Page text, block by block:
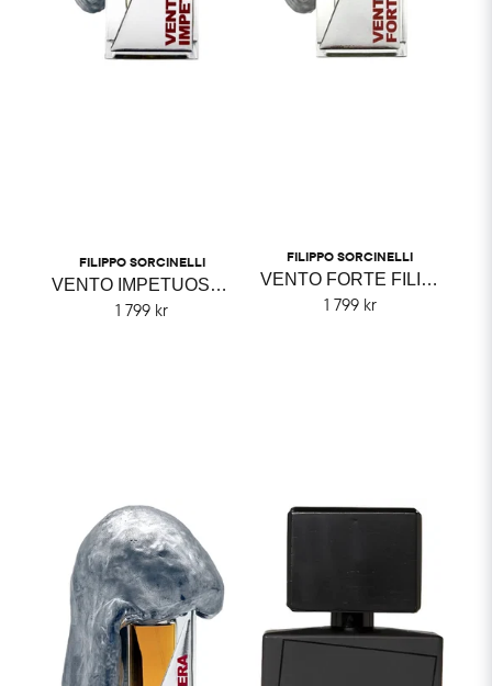
FILIPPO SORCINELLI
VENTO IMPETUOSO FILIPPO SORCINELLI
1 799 kr
FILIPPO SORCINELLI
VENTO FORTE FILIPPO SORCINELLI
1 799 kr